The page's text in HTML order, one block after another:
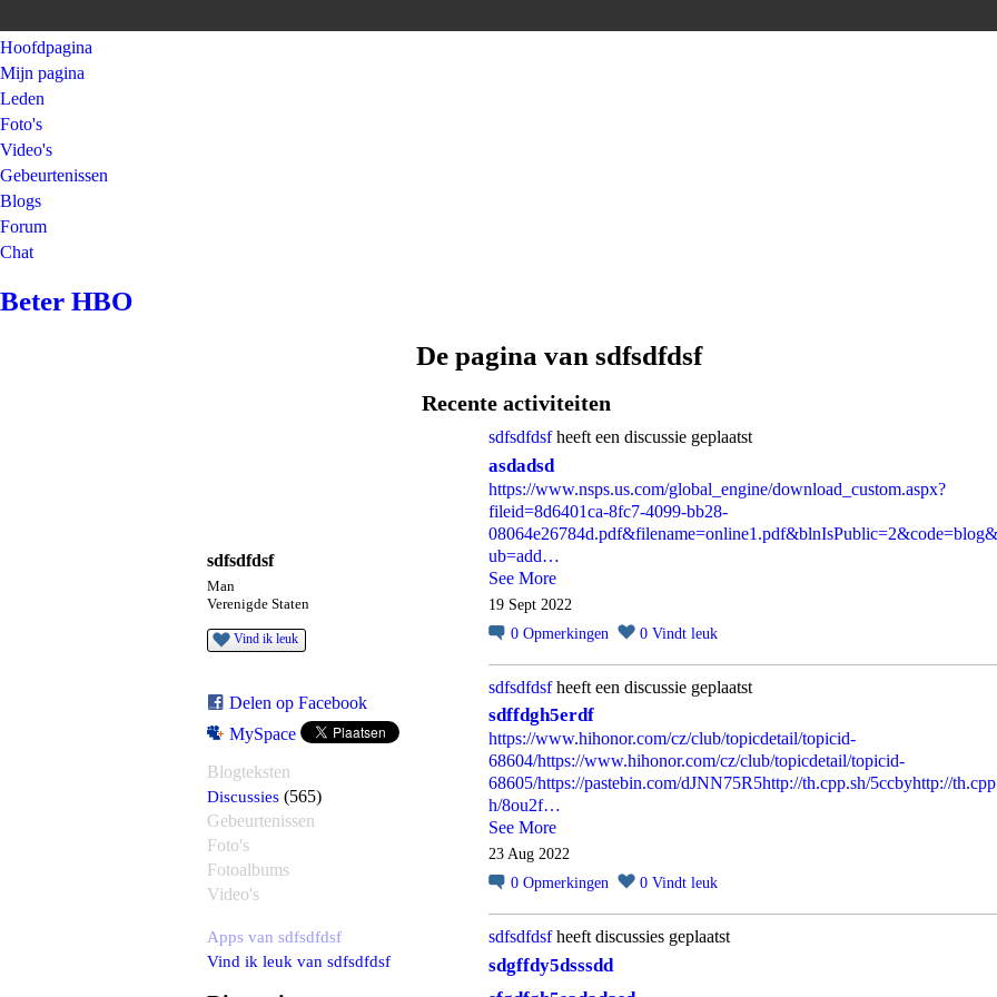
Hoofdpagina
Mijn pagina
Leden
Foto's
Video's
Gebeurtenissen
Blogs
Forum
Chat
Beter HBO
sdfsdfdsf
Man
Verenigde Staten
Vind ik leuk
Delen op Facebook
MySpace
Blogteksten
Discussies (565)
Gebeurtenissen
Foto's
Fotoalbums
Video's
Apps van sdfsdfdsf
Vind ik leuk van sdfsdfdsf
De pagina van sdfsdfdsf
Recente activiteiten
sdfsdfdsfheeft een discussie geplaatst
asdadsd
https://www.nsps.us.com/global_engine/download_custom.aspx?
fileid=8d6401ca-8fc7-4099-bb28-
ub=add…
See More
19 Sept 2022
0 Opmerkingen 0 Vindt leuk
sdfsdfdsfheeft een discussie geplaatst
sdffdgh5erdf
https://www.hihonor.com/cz/club/topicdetail/topicid-
68604/https://www.hihonor.com/cz/club/topicdetail/topicid-
68605/https://pastebin.com/dJNN75R5http://th.cpp.sh/5ccbyhttp://
h/8ou2f…
See More
23 Aug 2022
0 Opmerkingen 0 Vindt leuk
sdfsdfdsfheeft discussies geplaatst
sdgffdy5dsssdd